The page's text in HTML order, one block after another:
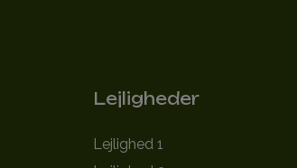
Lejligheder
Lejlighed 1